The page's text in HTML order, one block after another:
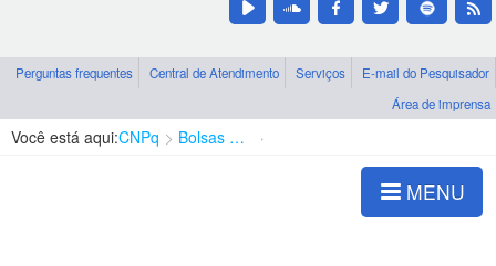
Perguntas frequentes Central de Atendimento Serviços
E-mail do Pesquisador
Área de imprensa
Você está aqui:CNPq Bolsas e Auxílios Vigentes
MENU